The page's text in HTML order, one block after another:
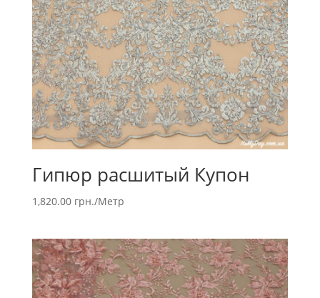
Гипюр расшитый Купон
1,820.00 грн./Метр